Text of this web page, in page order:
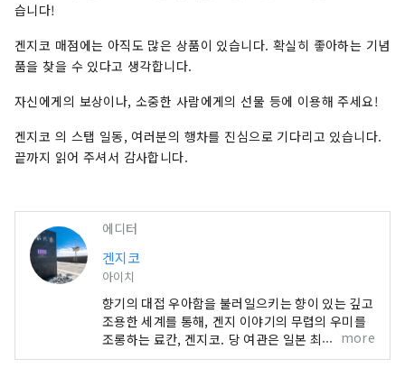
습니다!
겐지코 매점에는 아직도 많은 상품이 있습니다. 확실히 좋아하는 기념
품을 찾을 수 있다고 생각합니다.
자신에게의 보상이나, 소중한 사람에게의 선물 등에 이용해 주세요!
겐지코 의 스탭 일동, 여러분의 행차를 진심으로 기다리고 있습니다.
끝까지 읽어 주셔서 감사합니다.
에디터
겐지코
아이치
향기의 대접 우아함을 불러일으키는 향이 있는 깊고
조용한 세계를 통해, 겐지 이야기의 무렵의 우미를
조롱하는 료칸, 겐지코. 당 여관은 일본 최초의 향기
가 테마인 일본식 여원입니다. 잊어버린 마음의 평
more